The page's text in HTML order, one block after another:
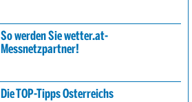
So werden Sie wetter.at-
Messnetzpartner!
Die TOP-Tipps Österreichs